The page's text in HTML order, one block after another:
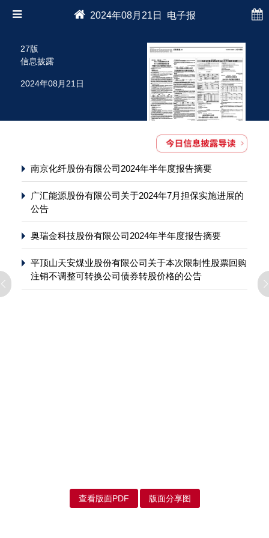
2024年08月21日 电子报
27版
信息披露
2024年08月21日
南京化纤股份有限公司2024年半年度报告摘要
广汇能源股份有限公司关于2024年7月担保实施进展的
公告
奥瑞金科技股份有限公司2024年半年度报告摘要
平顶山天安煤业股份有限公司关于本次限制性股票回购
注销不调整可转换公司债券转股价格的公告
查看版面PDF 版面分享图